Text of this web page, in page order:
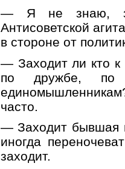
— Я не знаю, за
Антисоветской
в стороне от
— Заходит ли кто
по дружбе, по
часто.
— Заходит бывшая
иногда
заходит.